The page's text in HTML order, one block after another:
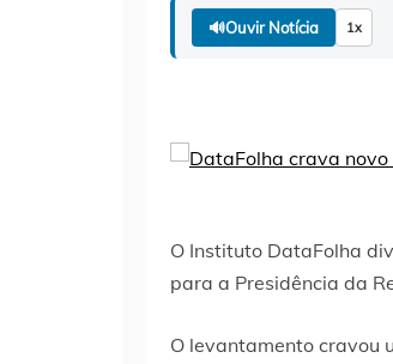
🔊Ouvir Notícia 1x
O Instituto DataFolha
para a Presidência da
O levantamento cravou